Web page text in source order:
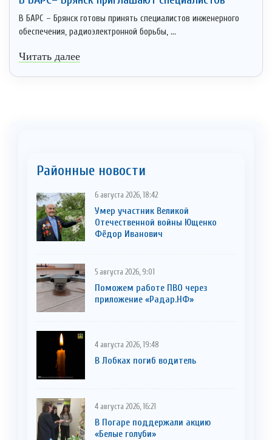
В БАРС – Брянск готовы принять специалистов инженерного
обеспечения, радиоэлектронной борьбы, ...
Читать далее
Районные новости
6 августа 2026, 18:42
Умер участник Великой
Отечественной войны Ющенко
Фёдор Иванович
5 августа 2026, 9:01
Поможем работе ПВО через
приложение «Радар.НФ»
4 августа 2026, 19:48
В Лобках погиб водитель
4 августа 2026, 16:21
В Погаре поддержали акцию
«Белые голуби»